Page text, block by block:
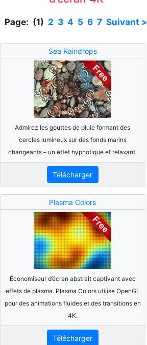
Page: (1) 2 3 4 5 6 7 Suivant >
Sea Raindrops
Admirez les gouttes de pluie formant des
cercles lumineux sur des fonds marins
changeants – un effet hypnotique et relaxant.
Télécharger
Plasma Colors
Économiseur d’écran abstrait captivant avec
effets de plasma. Plasma Colors utilise OpenGL
pour des animations fluides et des transitions en
4K.
Télécharger